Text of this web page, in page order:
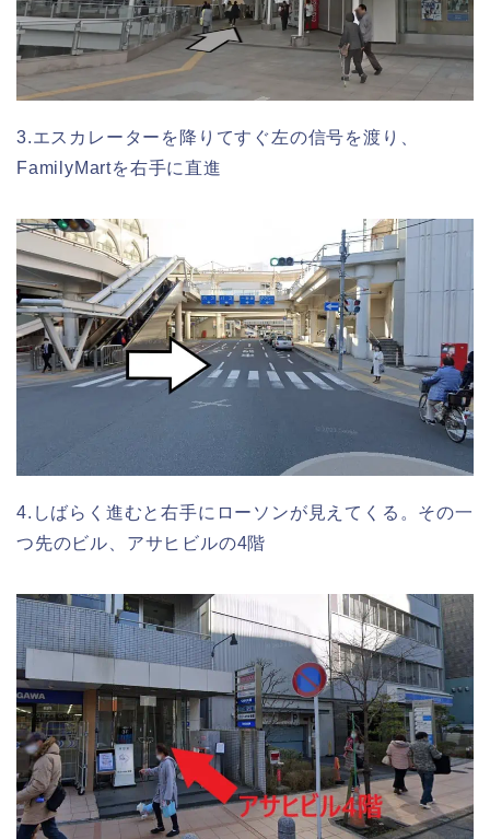
3.エスカレーターを降りてすぐ左の信号を渡り、
FamilyMartを右手に直進
4.しばらく進むと右手にローソンが見えてくる。その一
つ先のビル、アサヒビルの4階